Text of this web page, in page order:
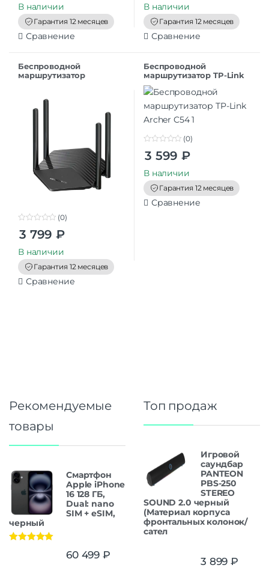
t
o
f
5
В наличии
Гарантия 12 месяцев
Сравнение
t
o
f
5
В наличии
Гарантия 12 месяцев
Сравнение
Беспроводной
маршрутизатор
(802.11ac), 6 (802.11a
o
t
o
f
5
(0)
3 799 ₽
В наличии
Гарантия 12 месяцев
Сравнение
Беспроводной
маршрутизатор TP-Link
Archer C54
o
t
o
f
5
(0)
3 599 ₽
В наличии
Гарантия 12 месяцев
Сравнение
Рекомендуемые
товары
Смартфон
Apple iPhone
16 128 ГБ,
Dual: nano
SIM + eSIM,
черный
60 499 ₽
Топ продаж
Игровой
саундбар
PANTEON
PBS-250
STEREO
SOUND 2.0 черный
(Материал корпуса
фронтальных колонок/
сател
3 899 ₽